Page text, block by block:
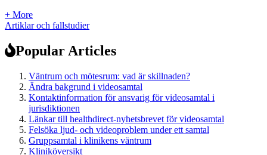
+ More
Artiklar och fallstudier
Popular Articles
Väntrum och mötesrum: vad är skillnaden?
Ändra bakgrund i videosamtal
Kontaktinformation för ansvarig för videosamtal i
jurisdiktionen
Länkar till healthdirect-nyhetsbrevet för videosamtal
Felsöka ljud- och videoproblem under ett samtal
Gruppsamtal i klinikens väntrum
Kliniköversikt